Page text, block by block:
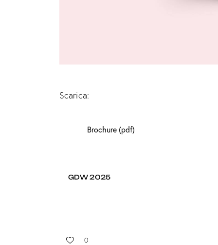
Scarica:
Brochure (pdf)
GDW 2025
0